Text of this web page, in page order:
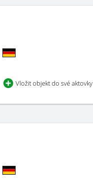
Vložit objekt do své aktovky